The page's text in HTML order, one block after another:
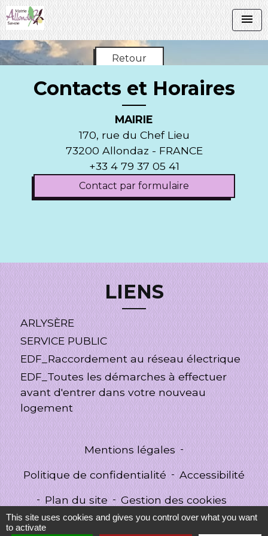
menu
Retour
Contacts et Horaires
MAIRIE
170, rue du Chef Lieu
73200 Allondaz - FRANCE
+33 4 79 37 05 41
Contact par formulaire
LIENS
ARLYSÈRE
SERVICE PUBLIC
EDF_Raccordement au réseau électrique
EDF_Toutes les démarches à effectuer
avant d'entrer dans votre nouveau
logement
Mentions légales -
Politique de confidentialité - Accessibilité
- Plan du site - Gestion des cookies
This site uses cookies and gives you control over what you want
to activate